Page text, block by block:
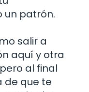
patrón.
salir a
aquí y otra
al final
de que te